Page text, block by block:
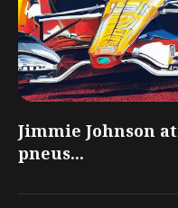
Jimmie Johnson
pneus...